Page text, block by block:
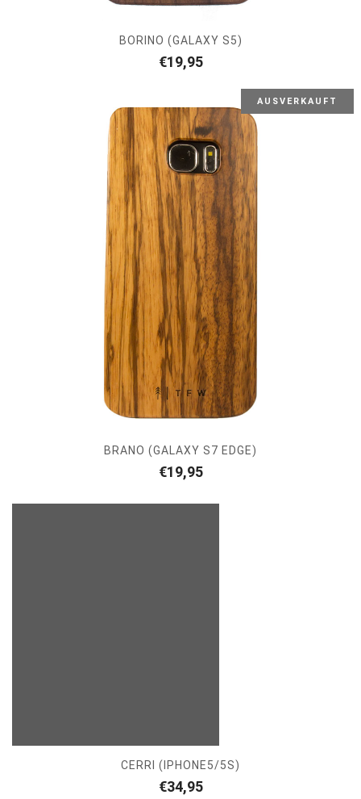
BORINO (GALAXY S5)
€19,95
AUSVERKAUFT
BRANO (GALAXY S7 EDGE)
€19,95
CERRI (IPHONE5/5S)
€34,95